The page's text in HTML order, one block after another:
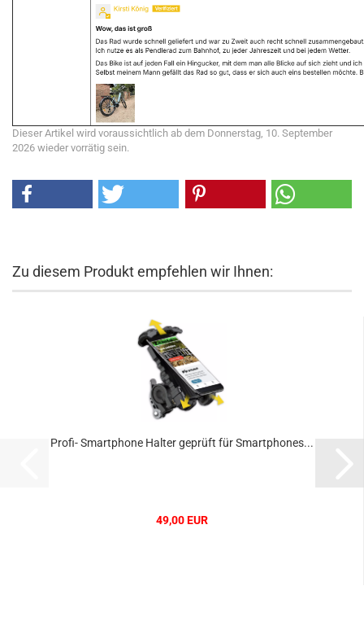
Dieser Artikel wird voraussichtlich ab dem Donnerstag, 10. September
2026 wieder vorrätig sein.
Zu diesem Produkt empfehlen wir Ihnen:
Profi- Smartphone Halter geprüft für Smartphones...
49,00 EUR